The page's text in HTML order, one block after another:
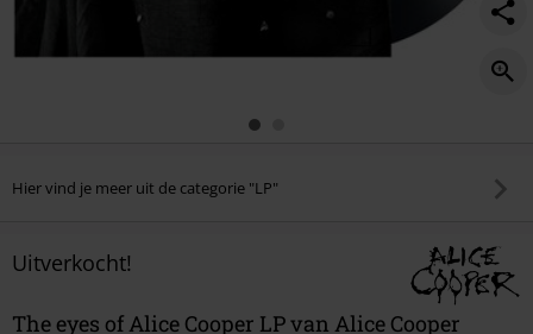
Hier vind je meer uit de categorie "LP"
Uitverkocht!
The eyes of Alice Cooper LP van Alice Cooper